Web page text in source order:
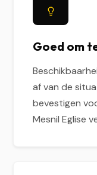
Goed om
af van de
bevestigen
Mesnil Eglise